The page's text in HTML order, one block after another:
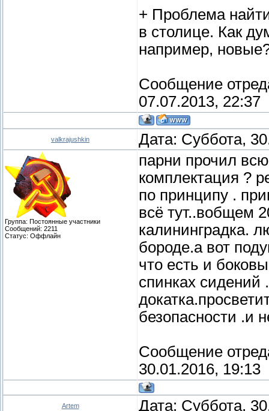
+ Проблема
в столице. Как
например,
Сообщение
07.07.2013, 22:37
valkrajushkin Дата: Суббота,
Группа: Постоянные участники
Сообщений: 2211
Статус: Оффлайн
парни прочил
комплектация ?
по принципу .
всё тут..вобщем
калининградка.
бороде.а вот
что есть и
спинках сидений
безопасности .и
Сообщение
30.01.2016, 19:13
Artem Дата: Суббота,